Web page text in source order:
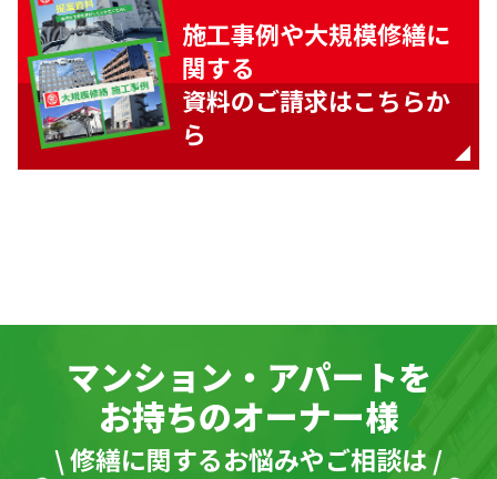
施工事例や大規模修繕に
関する
資料のご請求はこちらか
ら
マンション・アパートを
お持ちのオーナー様
\ 修繕に関するお悩みやご相談は /